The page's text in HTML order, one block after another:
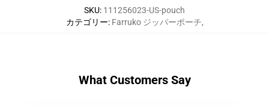
SKU: 111256023-US-pouch
カテゴリー: Farruko ジッパーポーチ,
What Customers Say